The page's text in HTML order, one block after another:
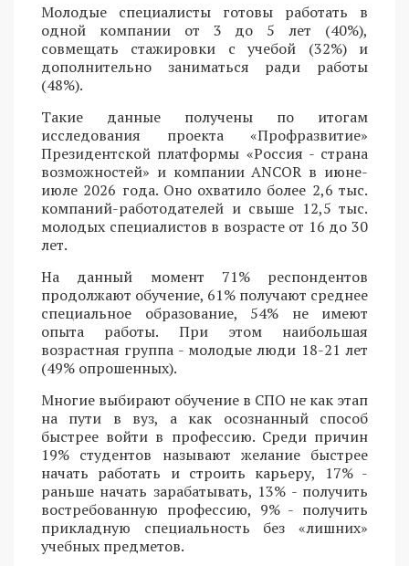
Молодые специалисты готовы работать в
одной компании от 3 до 5 лет (40%),
совмещать стажировки с учебой (32%) и
дополнительно заниматься ради работы
(48%).
Такие данные получены по итогам
исследования проекта «Профразвитие»
Президентской платформы «Россия - страна
возможностей» и компании ANCOR в июне-
июле 2026 года. Оно охватило более 2,6 тыс.
компаний-работодателей и свыше 12,5 тыс.
молодых специалистов в возрасте от 16 до 30
лет.
На данный момент 71% респондентов
продолжают обучение, 61% получают среднее
специальное образование, 54% не имеют
опыта работы. При этом наибольшая
возрастная группа - молодые люди 18-21 лет
(49% опрошенных).
Многие выбирают обучение в СПО не как этап
на пути в вуз, а как осознанный способ
быстрее войти в профессию. Среди причин
19% студентов называют желание быстрее
начать работать и строить карьеру, 17% -
раньше начать зарабатывать, 13% - получить
востребованную профессию, 9% - получить
прикладную специальность без «лишних»
учебных предметов.